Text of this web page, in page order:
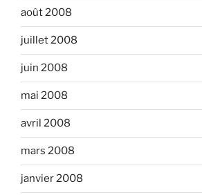
août 2008
juillet 2008
juin 2008
mai 2008
avril 2008
mars 2008
janvier 2008